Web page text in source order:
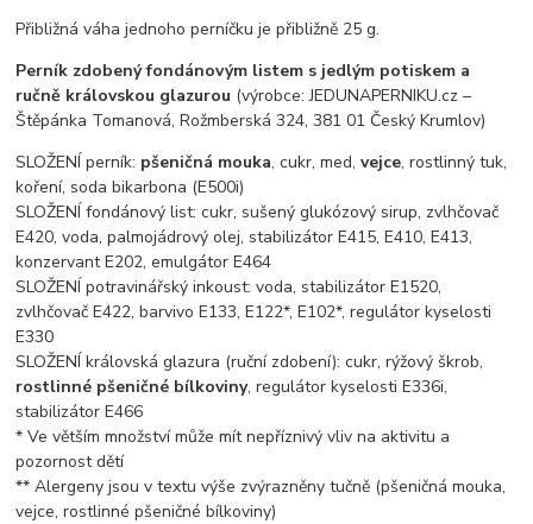
Přibližná váha jednoho perníčku je přibližně 25 g.
Perník zdobený fondánovým listem s jedlým potiskem a
ručně královskou glazurou (výrobce: JEDUNAPERNIKU.cz –
Štěpánka Tomanová, Rožmberská 324, 381 01 Český Krumlov)
SLOŽENÍ perník: pšeničná mouka, cukr, med,vejce, rostlinný tuk,
koření, soda bikarbona (E500i)
SLOŽENÍ fondánový list: cukr, sušený glukózový sirup, zvlhčovač
E420, voda, palmojádrový olej, stabilizátor E415, E410, E413,
konzervant E202, emulgátor E464
SLOŽENÍ potravinářský inkoust: voda, stabilizátor E1520,
zvlhčovač E422, barvivo E133, E122*, E102*, regulátor kyselosti
E330
SLOŽENÍ královská glazura (ruční zdobení): cukr, rýžový škrob,
rostlinné pšeničné bílkoviny, regulátor kyselosti E336i,
stabilizátor E466
* Ve větším množství může mít nepříznivý vliv na aktivitu a
pozornost dětí
** Alergeny jsou v textu výše zvýrazněny tučně (pšeničná mouka,
vejce, rostlinné pšeničné bílkoviny)